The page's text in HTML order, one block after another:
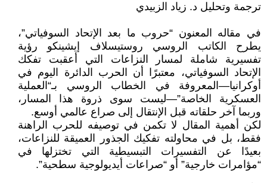
ترجمة وتحليل د. زياد الزبيدي
في مقاله المعنون “حروب ما بعد الإتحاد السوفياتي”،
يطرح الكاتب الروسي روستيسلاف إيشينكو رؤية
تفسيرية شاملة لمسار النزاعات التي أعقبت تفكك
الإتحاد السوفياتي، معتبرًا أن الحرب الدائرة اليوم في
أوكرانيا—المعروفة في الخطاب الروسي بـ“العملية
العسكرية الخاصة”—ليست سوى ذروة هذا المسار،
وربما آخر حلقاته قبل الإنتقال إلى صراع عالمي أوسع.
لكن أهمية المقال لا تكمن في توصيفه للحرب الراهنة
فقط، بل في محاولته تفكيك الجذور العميقة للنزاعات،
بعيدًا عن التفسيرات التبسيطية التي تختزلها في
“مؤامرات خارجية” أو “صراعات أيديولوجية سطحية”.